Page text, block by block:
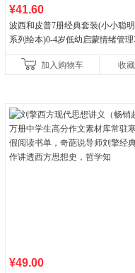
¥41.60
波西和皮普7册经典套装(小小聪
系列绘本)0-4岁低幼启蒙情绪管
养好品质，发现快
加入购物车 收藏
¥49.00